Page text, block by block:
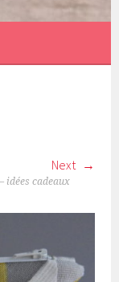
Next
idées cadeaux